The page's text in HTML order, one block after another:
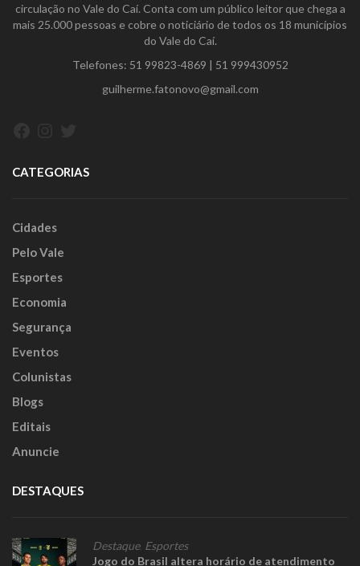
circulação no Vale do Caí. Conta com um público leitor que chega a
mais 25.000 pessoas e cobre o noticiário de todos os 18 municípios
do Vale do Caí.
Telefones: 51 99823-4869 | 51 999430952
guilherme.fatonovo@gmail.com
CATEGORIAS
Cidades
Pelo Vale
Esportes
Economia
Segurança
Eventos
Colunistas
Blogs
Editais
Anuncie
DESTAQUES
Destaque, Esportes
Jogo do Brasil altera horário de atendimento